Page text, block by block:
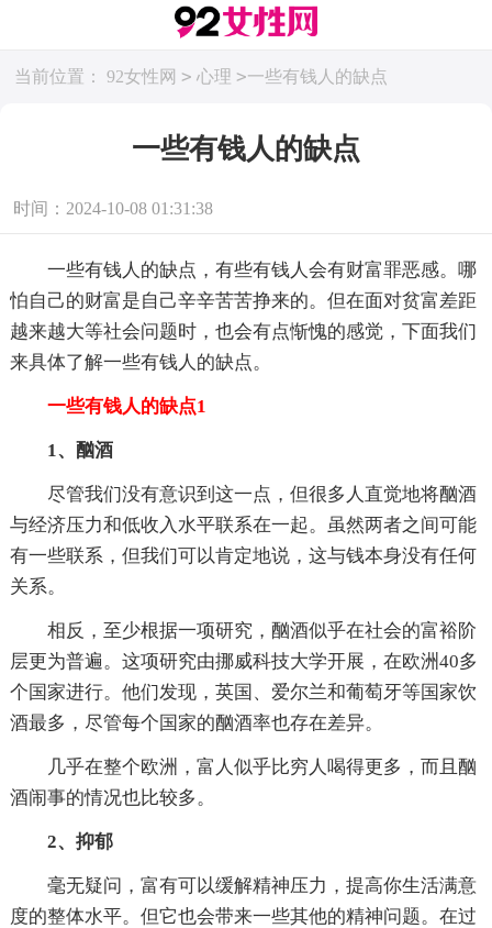
当前位置： 92女性网 > 心理 >一些有钱人的缺点
一些有钱人的缺点
时间：2024-10-08 01:31:38
一些有钱人的缺点，有些有钱人会有财富罪恶感。哪
怕自己的财富是自己辛辛苦苦挣来的。但在面对贫富差距
越来越大等社会问题时，也会有点惭愧的感觉，下面我们
来具体了解一些有钱人的缺点。
一些有钱人的缺点1
1、酗酒
尽管我们没有意识到这一点，但很多人直觉地将酗酒
与经济压力和低收入水平联系在一起。虽然两者之间可能
有一些联系，但我们可以肯定地说，这与钱本身没有任何
关系。
相反，至少根据一项研究，酗酒似乎在社会的富裕阶
层更为普遍。这项研究由挪威科技大学开展，在欧洲40多
个国家进行。他们发现，英国、爱尔兰和葡萄牙等国家饮
酒最多，尽管每个国家的酗酒率也存在差异。
几乎在整个欧洲，富人似乎比穷人喝得更多，而且酗
酒闹事的情况也比较多。
2、抑郁
毫无疑问，富有可以缓解精神压力，提高你生活满意
度的整体水平。但它也会带来一些其他的精神问题。在过